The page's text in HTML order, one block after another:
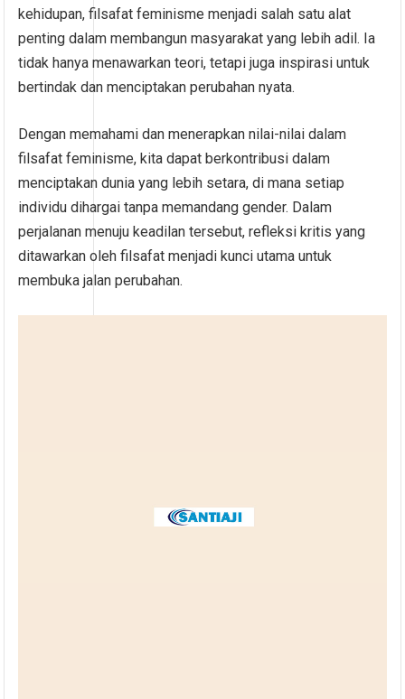
kehidupan, filsafat feminisme menjadi salah satu alat
penting dalam membangun masyarakat yang lebih adil. Ia
tidak hanya menawarkan teori, tetapi juga inspirasi untuk
bertindak dan menciptakan perubahan nyata.
Dengan memahami dan menerapkan nilai-nilai dalam
filsafat feminisme, kita dapat berkontribusi dalam
menciptakan dunia yang lebih setara, di mana setiap
individu dihargai tanpa memandang gender. Dalam
perjalanan menuju keadilan tersebut, refleksi kritis yang
ditawarkan oleh filsafat menjadi kunci utama untuk
membuka jalan perubahan.